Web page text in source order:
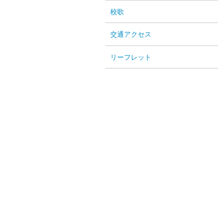
校歌
交通アクセス
リーフレット